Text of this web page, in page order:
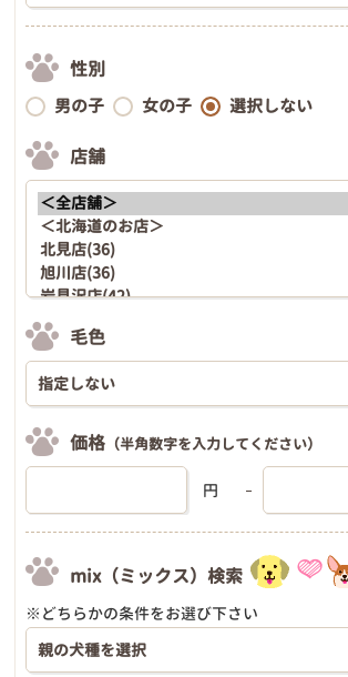
性別
男の子 女の子 選択しない
店舗
毛色
価格 （半角数字を入力してください）
円
mix（ミックス）検索
※どちらかの条件をお選び下さい